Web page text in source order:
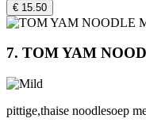
€ 15.50
7. TOM YAM
pittige,thaise noodlesoep